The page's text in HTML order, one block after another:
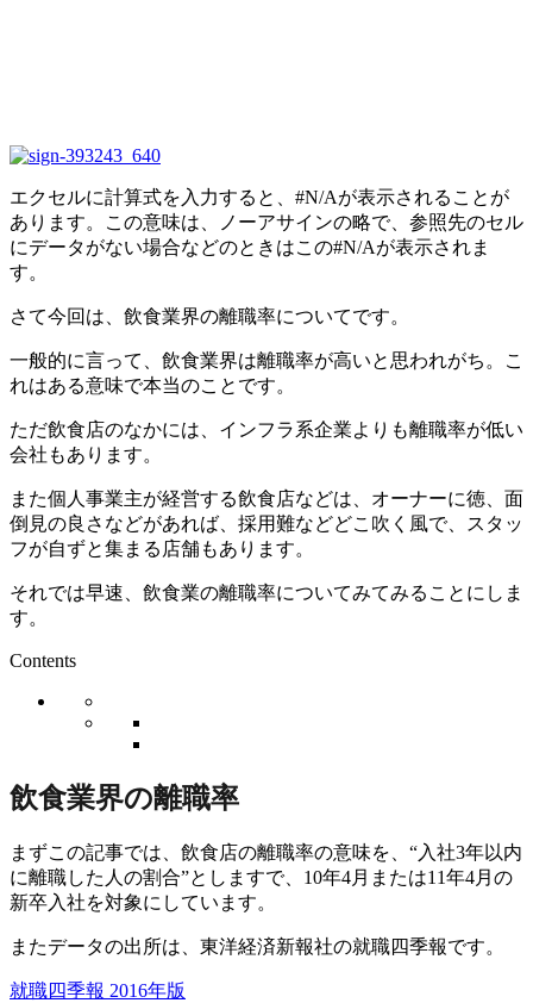
エクセルに計算式を入力すると、#N/Aが表示されることが
あります。この意味は、ノーアサインの略で、参照先のセル
にデータがない場合などのときはこの#N/Aが表示されま
す。
さて今回は、飲食業界の離職率についてです。
一般的に言って、飲食業界は離職率が高いと思われがち。こ
れはある意味で本当のことです。
ただ飲食店のなかには、インフラ系企業よりも離職率が低い
会社もあります。
また個人事業主が経営する飲食店などは、オーナーに徳、面
倒見の良さなどがあれば、採用難などどこ吹く風で、スタッ
フが自ずと集まる店舗もあります。
それでは早速、飲食業の離職率についてみてみることにしま
す。
Contents
飲食業界の離職率
まずこの記事では、飲食店の離職率の意味を、“入社3年以内
に離職した人の割合”としますで、10年4月または11年4月の
新卒入社を対象にしています。
またデータの出所は、東洋経済新報社の就職四季報です。
就職四季報 2016年版